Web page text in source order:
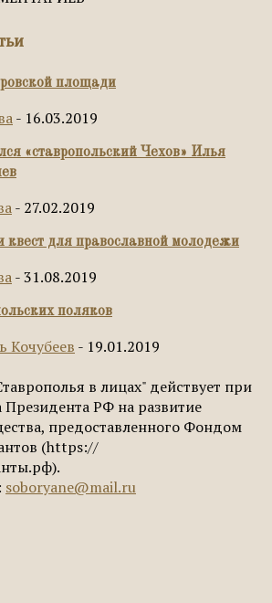
площади
- 16.03.2019
«ставропольский Чехов» Илья
- 27.02.2019
квест для православной молодежи
-31.08.2019
поляков
Кочубеев - 19.01.2019
в лицах" действует при
РФ на развитие
предоставленного Фондом
(https://
soboryane@mail.ru